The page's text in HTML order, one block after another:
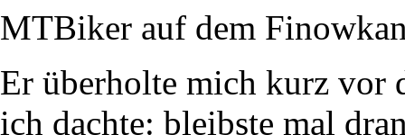
MTBiker auf dem
Er überholte mich kurz vor
ich dachte: bleibste mal